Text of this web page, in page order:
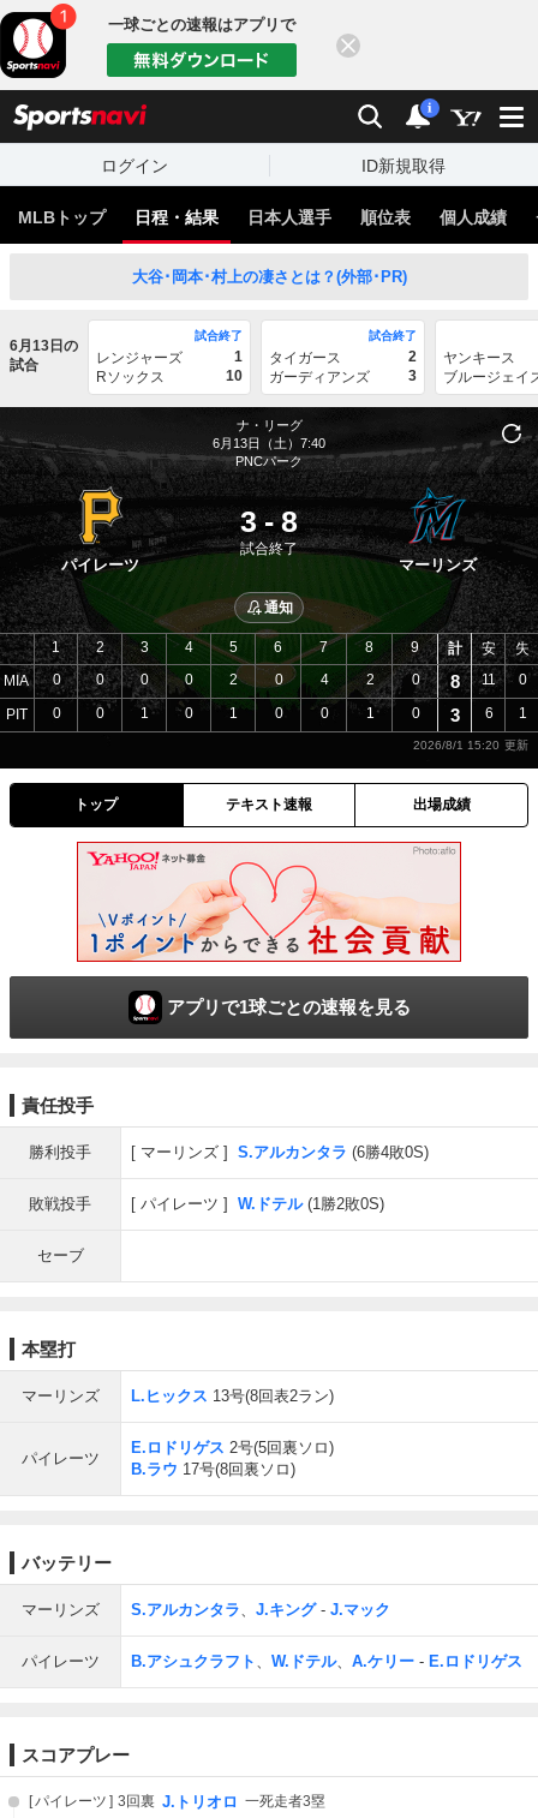
一球ごとの速報はアプリで
検索 通知
i
ログイン ID新規取得
MLBトップ 日程・結果 日本人選手 順位表 個人成績
大谷･岡本･村上の凄さとは？(外部･PR)
6月13日の
試合
試合終了
レンジャーズ
1
Rソックス
10
試合終了
タイガース
2
ガーディアンズ
3
ヤンキース
ブルージェイ
ナ・リーグ
6月13日（土）7:40
PNCパーク
パイレーツ
3 - 8
試合終了
マーリンズ
通知
MIA
PIT
1 2 3 4 5 6 7 8
9
0
0 0 0 2 0 4 2
0
0
0 1 0 1 0 0 1 0
計 安 失
8 11 0
3 6 1
2026/8/1 15:20
トップ テキスト速報 出場成績
アプリで1球ごとの速報を見る
責任投手
勝利投手 マーリンズ S.アルカンタラ (6勝4敗0S)
敗戦投手 パイレーツ W.ドテル(1勝2敗0S)
セーブ
本塁打
マーリンズ L.ヒックス 13号(8回表2ラン)
パイレーツ
E.ロドリゲス 2号(5回裏ソロ)
B.ラウ 17号(8回裏ソロ)
バッテリー
マーリンズ S.アルカンタラ、 J.キング- J.マック
パイレーツ B.アシュクラフト 、 W.ドテル、 A.ケリー - E.ロドリゲス
スコアプレー
パイレーツ 3回裏 J.トリオロ 一死走者3塁